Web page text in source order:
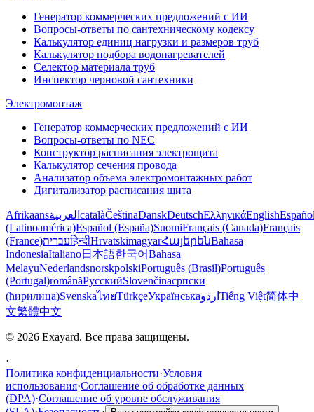
Генератор коммерческих предложений с ИИ
Вопросы-ответы по сантехническому кодексу
Калькулятор единиц нагрузки и размеров труб
Калькулятор подбора водонагревателей
Селектор материала труб
Инспектор черновой сантехники
Электромонтаж
Генератор коммерческих предложений с ИИ
Вопросы-ответы по NEC
Конструктор расписания электрощита
Калькулятор сечения провода
Анализатор объема электромонтажных работ
Дигитализатор расписания щита
Afrikaansالعربية catalàČeštinaDanskDeutschΕλληνικάEnglish
(Latinoamérica)Español (España)SuomiFrançais (Canada)Français
(France)עבריתहिन्दीHrvatskimagyarՀայերենBahasa
IndonesiaItaliano日本語한국어Bahasa
MelayuNederlandsnorskpolskiPortuguês (Brasil)Português
(Portugal)românăРусскийSlovenčinaсрпски
(ћирилица)SvenskaไทยTürkçeУкраїнськаاردو Tiếng Việt简体中
文繁體中文
© 2026 Exayard. Все права защищены.
·
Политика конфиденциальности·Условия
использования·Соглашение об обработке данных
(DPA)·Соглашение об уровне обслуживания